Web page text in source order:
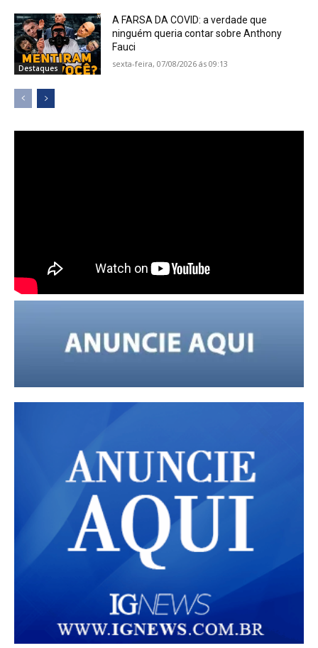
Destaques
A FARSA DA COVID: a verdade que
ninguém queria contar sobre Anthony
Fauci
sexta-feira, 07/08/2026 ás 09:13